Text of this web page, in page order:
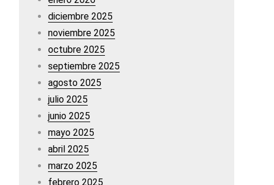
diciembre 2025
noviembre 2025
octubre 2025
septiembre 2025
agosto 2025
julio 2025
junio 2025
mayo 2025
abril 2025
marzo 2025
febrero 2025